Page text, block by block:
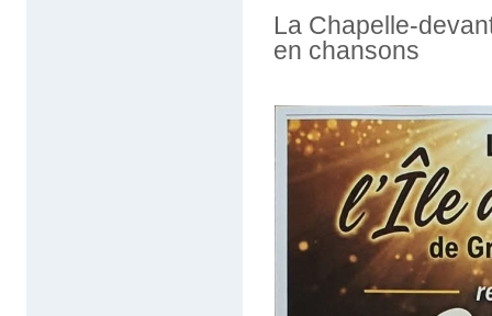
La Chapelle-
en chansons